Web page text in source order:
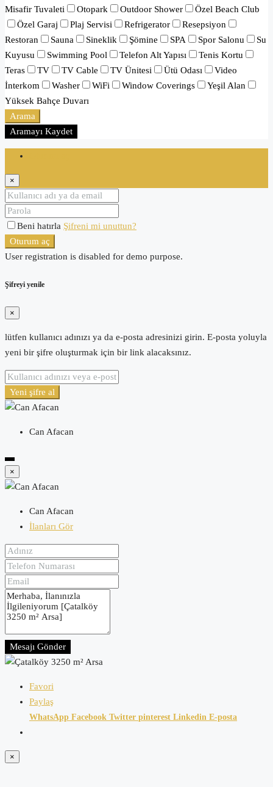
Misafir Tuvaleti
Otopark Outdoor Shower
Özel Beach Club
Özel Garaj
Plaj Servisi Refrigerator
Resepsiyon
Restoran
Sauna Sineklik Şömine SPA Spor Salonu
Su
Kuyusu
Swimming Pool Telefon Alt Yapısı
Tenis Kortu
Teras
TV TV Cable TV Ünitesi Ütü Odası
Video
İnterkom
Washer WiFi Window Coverings
Yeşil Alan
Yüksek Bahçe Duvarı
Arama
Aramayı Kaydet
×
Beni hatırla Şifreni mi unuttun?
Oturum aç
User registration is disabled for demo purpose.
Şifreyi yenile
×
lütfen kullanıcı adınızı ya da e-posta adresinizi girin. E-posta yoluyla
yeni bir şifre oluşturmak için bir link alacaksınız.
Yeni şifre al
Can Afacan
×
Can Afacan
İlanları Gör
Mesajı Gönder
Favori
Paylaş
WhatsApp Facebook Twitter pinterest Linkedin E-posta
×